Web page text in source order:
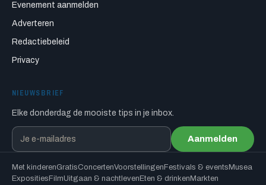
Evenement aanmelden
Adverteren
Redactiebeleid
Privacy
NIEUWSBRIEF
Elke donderdag de mooiste tips in je inbox.
Aanmelden
Met kinderenGratisConcertenVoorstellingen Festivals & events Musea
Exposities FilmUitgaan & nachtleven Eten & drinken Markten